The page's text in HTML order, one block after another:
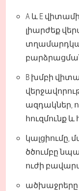
A և E
լիարժեք
B խմբի
ազդակներ,
հուզմունք
կալցիումը,
ծծումբը
ուժի
ածխաջրերը